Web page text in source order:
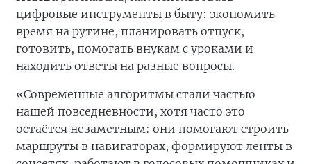
цифровые инструменты в быту: экономить
время на рутине, планировать отпуск,
готовить, помогать внукам с уроками и
находить ответы на разные вопросы.
«Современные алгоритмы стали частью
нашей повседневности, хотя часто это
остаётся незаметным: они помогают строить
маршруты в навигаторах, формируют ленты в